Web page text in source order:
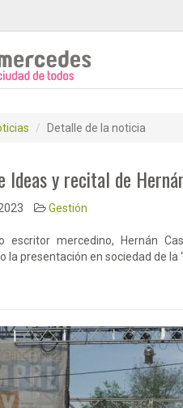
Detalle de la noticia
Ideas y recital de
Gestión
escritor mercedino, Hernán
la presentación en sociedad de la